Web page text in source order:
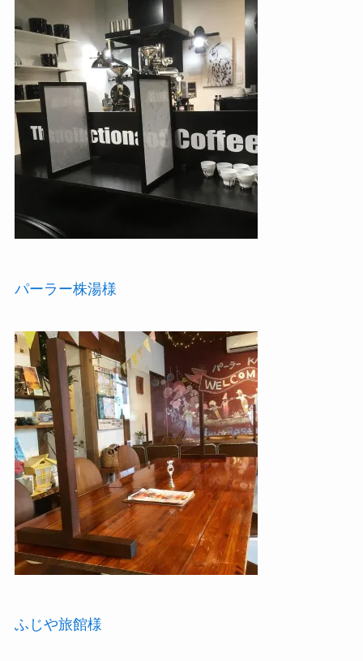
パーラー株湯様
ふじや旅館様